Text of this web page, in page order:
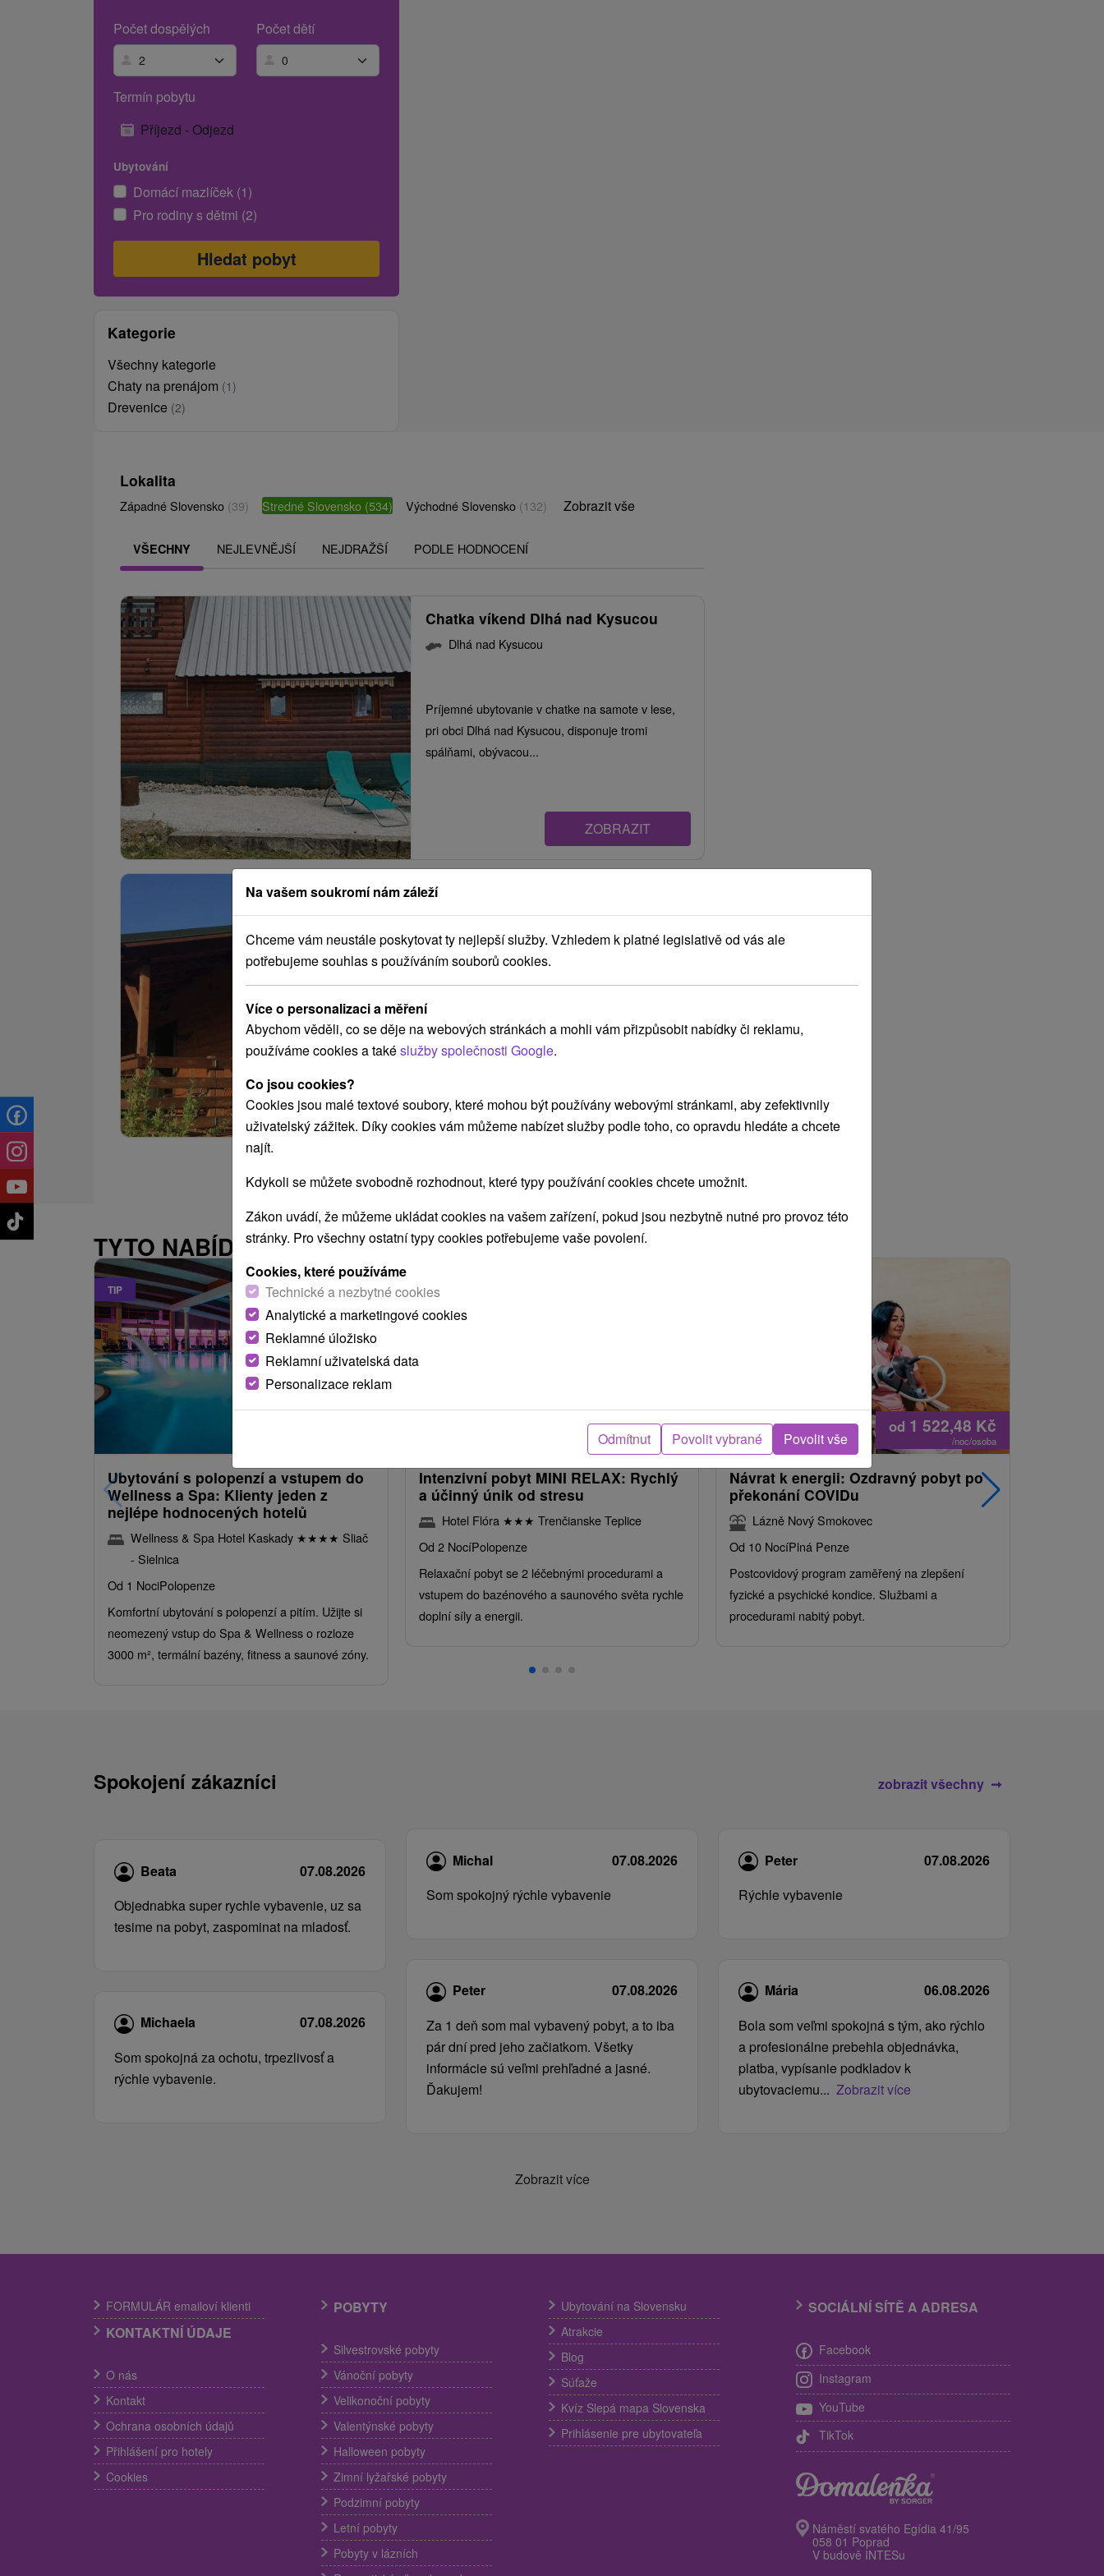
Počet dospělých
Počet dětí
Termín pobytu
Příjezd - Odjezd
Ubytování
Domácí mazlíček (1)
Pro rodiny s dětmi (2)
Kategorie
Všechny kategorie
Chaty na prenájom (1)
Drevenice (2)
Lokalita
Západné Slovensko (39) Stredné Slovensko (534) Východné Slovensko (132) Zobrazit vše
VŠECHNY NEJLEVNĚJŠÍ NEJDRAŽŠÍ PODLE HODNOCENÍ
Chatka víkend Dlhá nad Kysucou
Dlhá nad Kysucou
Príjemné ubytovanie v chatke na samote v lese,
pri obci Dlhá nad Kysucou, disponuje tromi
spálňami, obývacou...
ZOBRAZIT
Kormanovska chata Dlhá nad
Kysucou
Dlhá nad Kysucou
Štýlová chata v Kysuckých horách, v obci Dlhá nad
Kysucou - lokalita Kýčera, ponúka...
ZOBRAZIT
TYTO NABÍDKY BY VÁS MOHLY TAKÉ ZAJÍMAT
TIP
Ubytování s polopenzí a vstupem do
Wellness a Spa: Klienty jeden z
nejlépe hodnocených hotelů
Wellness & Spa Hotel Kaskady ★★★★ Sliač
- Sielnica
Od 1 NociPolopenze
Komfortní ubytování s polopenzí a pitím. Užijte si
neomezený vstup do Spa & Wellness o rozloze
3000 m², termální bazény, fitness a saunové zóny.
od2 279,48Kč
/noc/osoba
Intenzivní pobyt MINI RELAX: Rychlý
a účinný únik od stresu
Hotel Flóra ★★★ Trenčianske Teplice
Od 2 NocíPolopenze
Relaxační pobyt se 2 léčebnými procedurami a
vstupem do bazénového a saunového světa rychle
doplní síly a energii.
od 1 522,48 Kč
/noc/osoba
Návrat k energii: Ozdravný pobyt po
překonání COVIDu
Lázně Nový Smokovec
Od 10 NocíPlná Penze
Postcovidový program zaměřený na zlepšení
fyzické a psychické kondice. Službami a
procedurami nabitý pobyt.
Spokojení zákazníci zobrazit všechny
Beata
07.08.2026
Objednabka super rychle vybavenie, uz sa
tesime na pobyt, zaspominat na mladosť.
Michaela
07.08.2026
Som spokojná za ochotu, trpezlivosť a
rýchle vybavenie.
Michal
07.08.2026
Som spokojný rýchle vybavenie
Peter
07.08.2026
Za 1 deň som mal vybavený pobyt, a to iba
pár dní pred jeho začiatkom. Všetky
informácie sú veľmi prehľadné a jasné.
Ďakujem!
Peter
07.08.2026
Rýchle vybavenie
Mária
06.08.2026
Bola som veľmi spokojná s tým, ako rýchlo
a profesionálne prebehla objednávka,
platba, vypísanie podkladov k
ubytovaciemu... Zobrazit více
Zobrazit více
FORMULÁR emailoví klienti
KONTAKTNÍ ÚDAJE
O nás
Kontakt
Ochrana osobních údajů
Přihlášení pro hotely
Cookies
POBYTY
Silvestrovské pobyty
Vánoční pobyty
Velikonoční pobyty
Valentýnské pobyty
Halloween pobyty
Zimní lyžařské pobyty
Podzimní pobyty
Letní pobyty
Pobyty v lázních
Ubytování na Slovensku
Atrakcie
Blog
Súťaže
Kvíz Slepá mapa Slovenska
Prihlásenie pre ubytovateľa
SOCIÁLNÍ SÍTĚ A ADRESA
Facebook
Instagram
YouTube
TikTok
Náměstí svatého Egídia 41/95
058 01 Poprad
V budově INTESu
Na vašem soukromí nám záleží
Chceme vám neustále poskytovat ty nejlepší služby. Vzhledem k platné legislativě od vás ale
potřebujeme souhlas s používáním souborů cookies.
Více o personalizaci a měření
Abychom věděli, co se děje na webových stránkách a mohli vám přizpůsobit nabídky či reklamu,
používáme cookies a takéslužby společnosti Google.
Co jsou cookies?
Cookies jsou malé textové soubory, které mohou být používány webovými stránkami, aby zefektivnily
uživatelský zážitek. Díky cookies vám můžeme nabízet služby podle toho, co opravdu hledáte a chcete
najít.
Kdykoli se můžete svobodně rozhodnout, které typy používání cookies chcete umožnit.
Zákon uvádí, že můžeme ukládat cookies na vašem zařízení, pokud jsou nezbytně nutné pro provoz této
stránky. Pro všechny ostatní typy cookies potřebujeme vaše povolení.
Cookies, které používáme
Technické a nezbytné cookies
Analytické a marketingové cookies
Reklamné úložisko
Reklamní uživatelská data
Personalizace reklam
Odmítnut Povolit vybrané Povolit vše